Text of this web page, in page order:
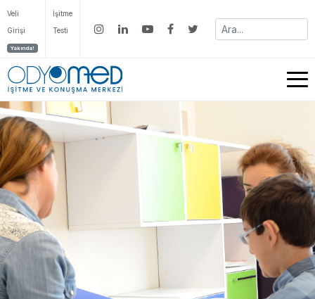
Veli
Girişi
Yakında!
İşitme
Testi